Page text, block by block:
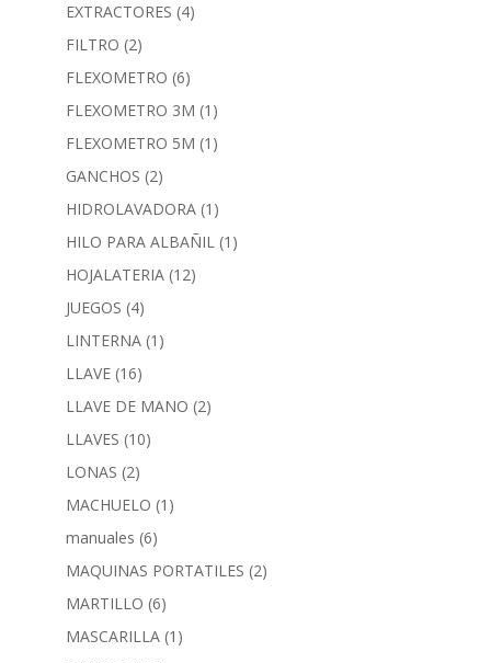
EXTRACTORES (4)
FILTRO (2)
FLEXOMETRO (6)
FLEXOMETRO 3M (1)
FLEXOMETRO 5M (1)
GANCHOS (2)
HIDROLAVADORA (1)
HILO PARA ALBAÑIL (1)
HOJALATERIA (12)
JUEGOS (4)
LINTERNA (1)
LLAVE (16)
LLAVE DE MANO (2)
LLAVES (10)
LONAS (2)
MACHUELO (1)
manuales (6)
MAQUINAS PORTATILES (2)
MARTILLO (6)
MASCARILLA (1)